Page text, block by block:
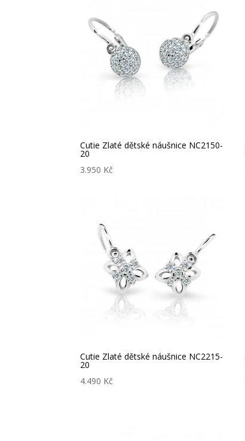
Cutie Zlaté dětské náušnice NC2150-
20
3.950 Kč
Cutie Zlaté dětské náušnice NC2215-
20
4.490 Kč